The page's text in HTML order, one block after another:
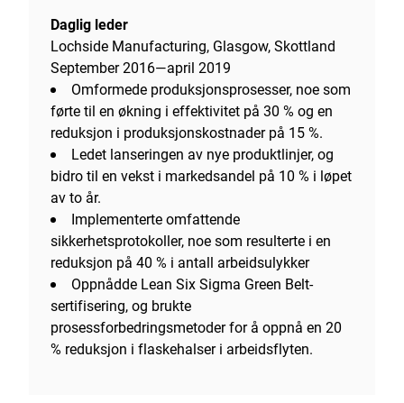
Daglig leder
Lochside Manufacturing, Glasgow, Skottland
September 2016—april 2019
Omformede produksjonsprosesser, noe som
førte til en økning i effektivitet på 30 % og en
reduksjon i produksjonskostnader på 15 %.
Ledet lanseringen av nye produktlinjer, og
bidro til en vekst i markedsandel på 10 % i løpet
av to år.
Implementerte omfattende
sikkerhetsprotokoller, noe som resulterte i en
reduksjon på 40 % i antall arbeidsulykker
Oppnådde Lean Six Sigma Green Belt-
sertifisering, og brukte
prosessforbedringsmetoder for å oppnå en 20
% reduksjon i flaskehalser i arbeidsflyten.